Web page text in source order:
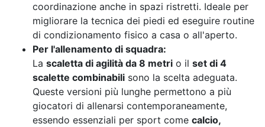
coordinazione anche in spazi ristretti. Ideale per
migliorare la tecnica dei piedi ed eseguire routine
di condizionamento fisico a casa o all'aperto.
Per l'allenamento di squadra:
La scaletta di agilità da 8 metri o il set di 4
scalette combinabili sono la scelta adeguata.
Queste versioni più lunghe permettono a più
giocatori di allenarsi contemporaneamente,
essendo essenziali per sport come calcio,